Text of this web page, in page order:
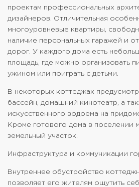
проектам профессиональных
дизайнеров. Отличительная
многоуровневые квартиры,
наличие персональных гаражей и
дорог. У каждого дома есть
площадь, где можно организовать
ужином или поиграть с детьми.
В некоторых коттеджах
бассейн, домашний кинотеатр, а
искусственного водоема на
Кроме готового дома в поселении
земельный участок.
Инфраструктура и коммуникации
Внутреннее обустройство
позволяет его жителям ощутить